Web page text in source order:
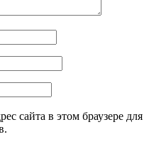
сайта в этом браузере для